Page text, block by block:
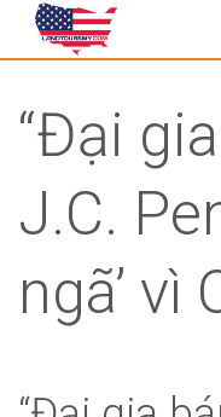
“Đại
J.C.
ngã’ vì